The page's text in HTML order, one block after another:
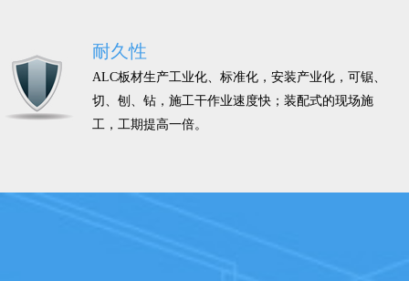
耐久性
ALC板材生产工业化、标准化，安装产业化，可锯、
切、刨、钻，施工干作业速度快；装配式的现场施
工，工期提高一倍。